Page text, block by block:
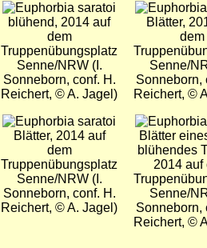
Bild
blühend, 2014 auf
dem
Truppenübungsplatz
Senne/NRW (I.
Sonneborn, conf. H.
Reichert, © A. Jagel)
Bild
Blätter,
dem
Senne/
Sonneborn,
Reichert, ©
Bild
Blätter, 2014 auf
dem
Truppenübungsplatz
Senne/NRW (I.
Sonneborn, conf. H.
Reichert, © A. Jagel)
Bild
Blätter
blühendes
2014 auf
Senne/
Sonneborn,
Reichert, ©